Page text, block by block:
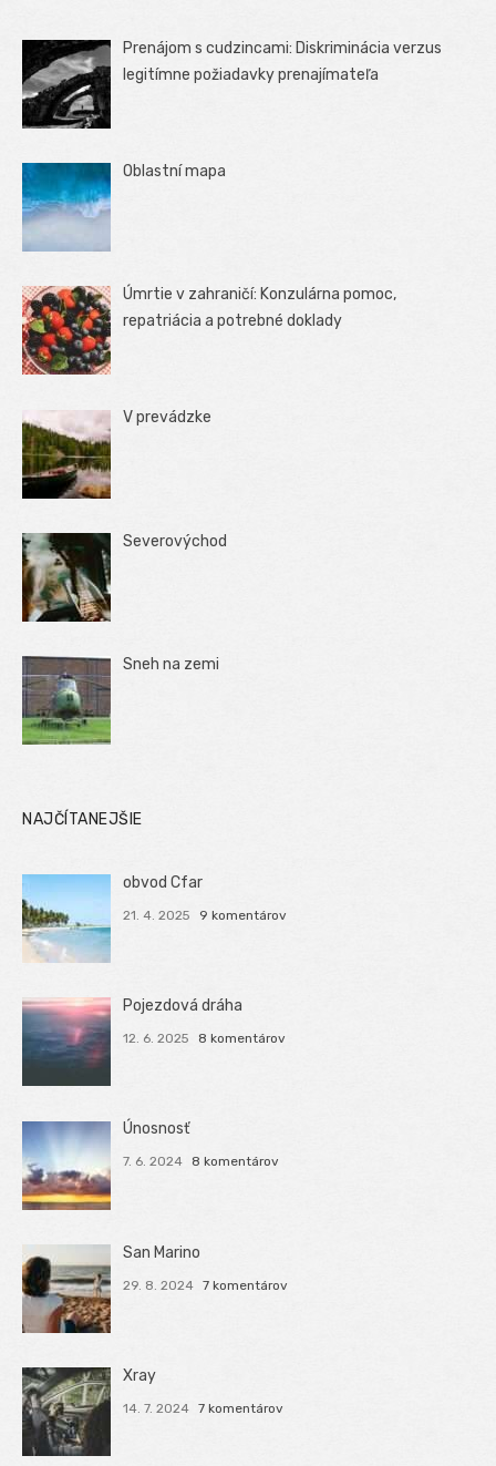
Prenájom s cudzincami: Diskriminácia verzus
legitímne požiadavky prenajímateľa
Oblastní mapa
Úmrtie v zahraničí: Konzulárna pomoc,
repatriácia a potrebné doklady
V prevádzke
Severovýchod
Sneh na zemi
NAJČÍTANEJŠIE
obvod Cfar
21. 4. 2025 9 komentárov
Pojezdová dráha
12. 6. 2025 8 komentárov
Únosnosť
7. 6. 2024 8 komentárov
San Marino
29. 8. 2024 7 komentárov
Xray
14. 7. 2024 7 komentárov